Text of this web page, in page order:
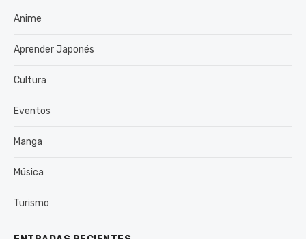
Anime
Aprender Japonés
Cultura
Eventos
Manga
Música
Turismo